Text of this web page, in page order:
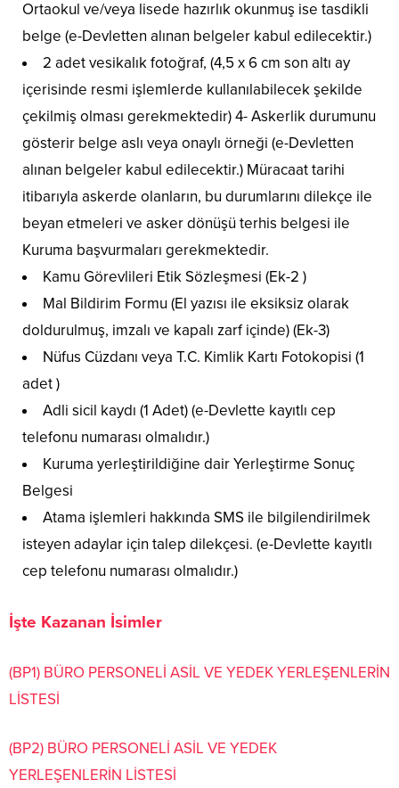
Ortaokul ve/veya lisede hazırlık okunmuş ise tasdikli
belge (e-Devletten alınan belgeler kabul edilecektir.)
2 adet vesikalık fotoğraf, (4,5 x 6 cm son altı ay
içerisinde resmi işlemlerde kullanılabilecek şekilde
çekilmiş olması gerekmektedir) 4- Askerlik durumunu
gösterir belge aslı veya onaylı örneği (e-Devletten
alınan belgeler kabul edilecektir.) Müracaat tarihi
itibarıyla askerde olanların, bu durumlarını dilekçe ile
beyan etmeleri ve asker dönüşü terhis belgesi ile
Kuruma başvurmaları gerekmektedir.
Kamu Görevlileri Etik Sözleşmesi (Ek-2 )
Mal Bildirim Formu (El yazısı ile eksiksiz olarak
doldurulmuş, imzalı ve kapalı zarf içinde) (Ek-3)
Nüfus Cüzdanı veya T.C. Kimlik Kartı Fotokopisi (1
adet )
Adli sicil kaydı (1 Adet) (e-Devlette kayıtlı cep
telefonu numarası olmalıdır.)
Kuruma yerleştirildiğine dair Yerleştirme Sonuç
Belgesi
Atama işlemleri hakkında SMS ile bilgilendirilmek
isteyen adaylar için talep dilekçesi. (e-Devlette kayıtlı
cep telefonu numarası olmalıdır.)
İşte Kazanan İsimler
(BP1) BÜRO PERSONELİ ASİL VE YEDEK YERLEŞENLERİN
LİSTESİ
(BP2) BÜRO PERSONELİ ASİL VE YEDEK
YERLEŞENLERİN LİSTESİ